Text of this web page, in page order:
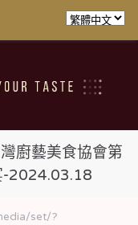
廚藝美食協會第
-2024.03.18
set/?